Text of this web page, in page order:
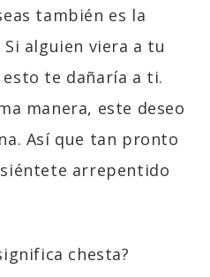
también es la
alguien viera a tu
esto te dañaría a ti.
manera, este deseo
Así que tan pronto
arrepentido
chesta?